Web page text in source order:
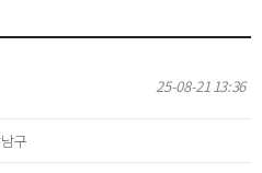
25-08-21 13:36
구